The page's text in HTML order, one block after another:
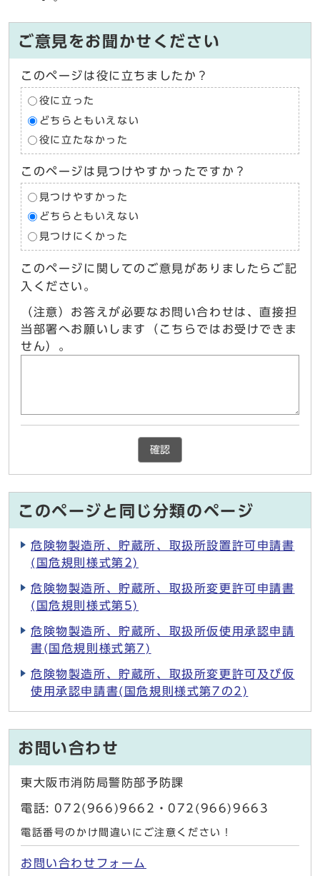
ご意見をお聞かせください
このページは役に立ちましたか？
役に立った
どちらともいえない
役に立たなかった
このページは見つけやすかったですか？
見つけやすかった
どちらともいえない
見つけにくかった
このページに関してのご意見がありましたらご記
入ください。
（注意）お答えが必要なお問い合わせは、直接担
当部署へお願いします（こちらではお受けできま
せん）。
確認
このページと同じ分類のページ
危険物製造所、貯蔵所、取扱所設置許可申請書
(国危規則様式第2)
危険物製造所、貯蔵所、取扱所変更許可申請書
(国危規則様式第5)
危険物製造所、貯蔵所、取扱所仮使用承認申請
書(国危規則様式第7)
危険物製造所、貯蔵所、取扱所変更許可及び仮
使用承認申請書(国危規則様式第7の2)
お問い合わせ
東大阪市消防局警防部予防課
電話: 072(966)9662・072(966)9663
電話番号のかけ間違いにご注意ください！
お問い合わせフォーム